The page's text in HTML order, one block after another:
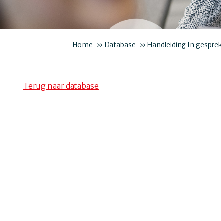
Home » Database » Handleiding In
Terug naar database